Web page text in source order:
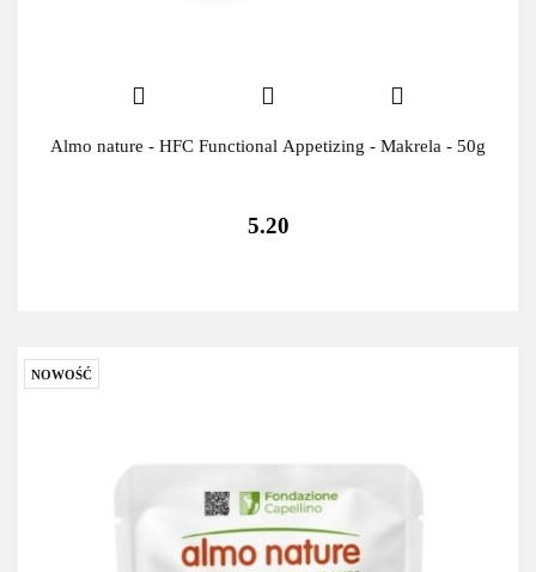
Almo nature - HFC Functional Appetizing - Makrela - 50g
5.20
NOWOŚĆ